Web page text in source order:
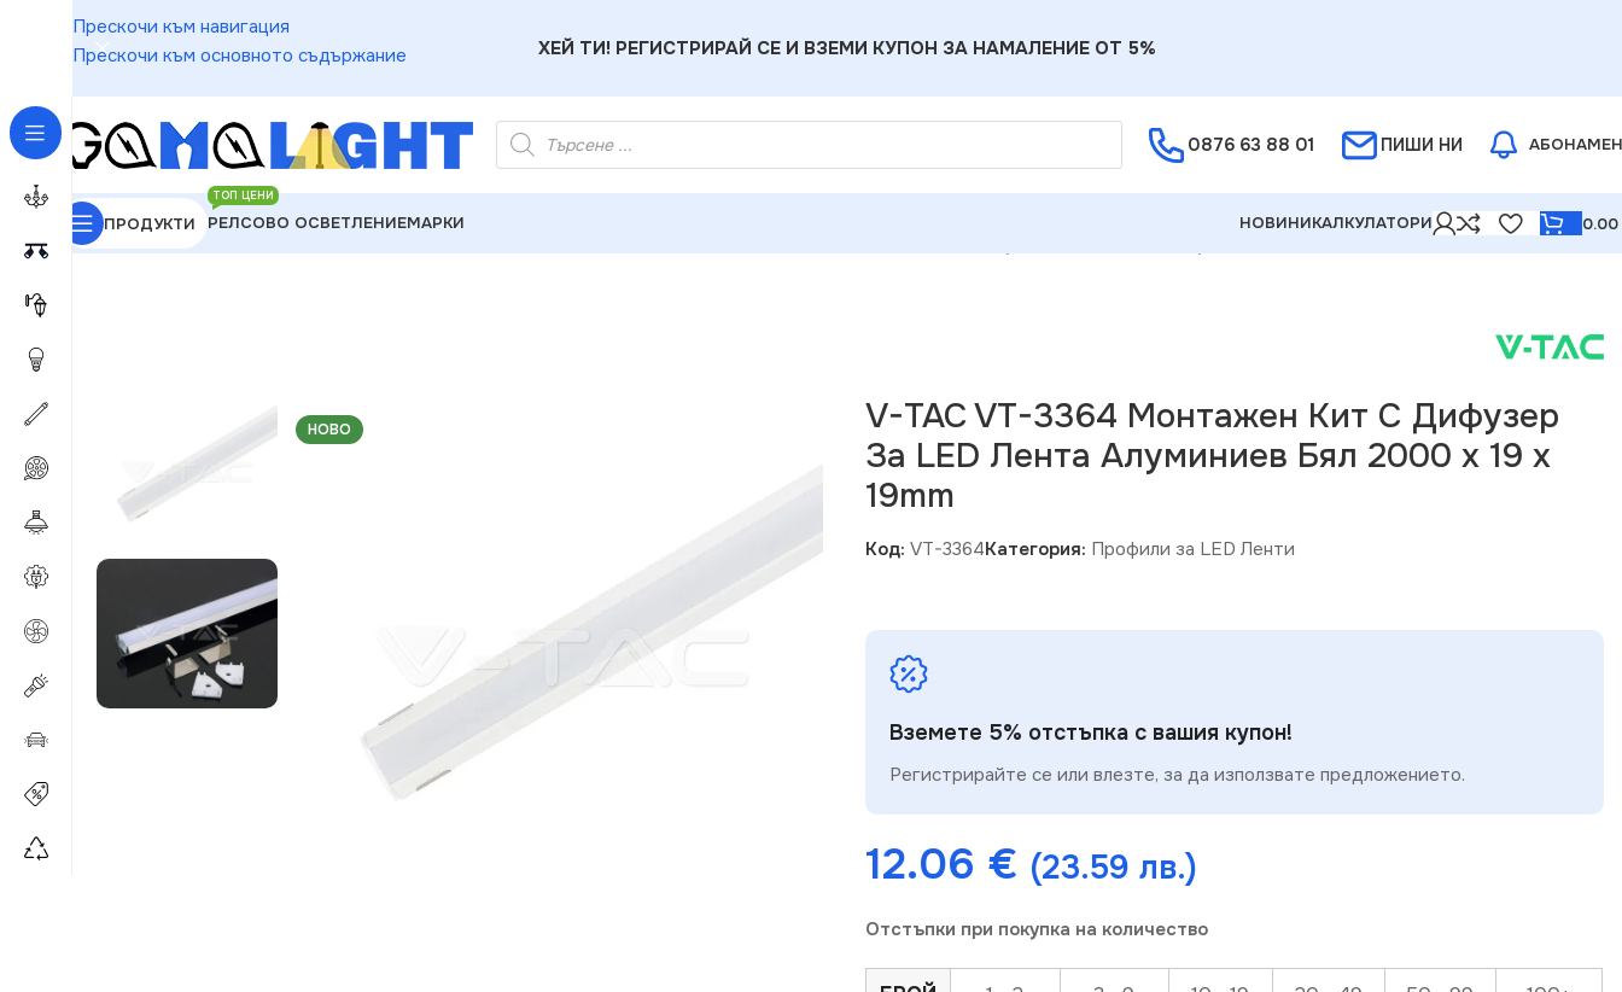
Прескочи към навигация
Прескочи към основното съдържание
ХЕЙ ТИ! РЕГИСТРИРАЙ СЕ И ВЗЕМИ КУПОН ЗА НАМАЛЕНИЕ ОТ 5%
0876 63 88 01 ПИШИ НИ
ПРОДУКТИ РЕЛСОВО ОСВЕТЛЕНИЕ
ТОП ЦЕНИ
МАРКИ НОВИНИКАЛКУЛАТОРИ 0.00
GAMALIGHT»
НОВО
V-TAC VT-3364 Монтажен Kит С Дифузер
За LED Лента Алуминиев Бял 2000 x 19 x
19mm
Код: VT-3364Категория: Профили за LED Ленти
Вземете 5% отстъпка с вашия купон!
Регистрирайте се или влезте, за да използвате предложението.
12.06 € (23.59 лв.)
Отстъпки при покупка на количество